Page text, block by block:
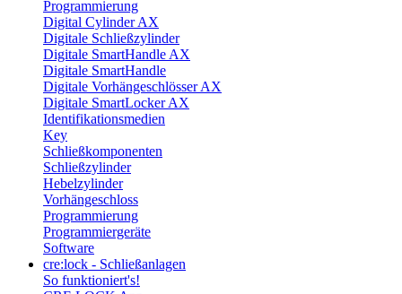
Programmierung
Digital Cylinder AX
Digitale Schließzylinder
Digitale SmartHandle AX
Digitale SmartHandle
Digitale Vorhängeschlösser AX
Digitale SmartLocker AX
Identifikationsmedien
Key
Schließkomponenten
Schließzylinder
Hebelzylinder
Vorhängeschloss
Programmierung
Programmiergeräte
Software
cre:lock - Schließanlagen
So funktioniert's!